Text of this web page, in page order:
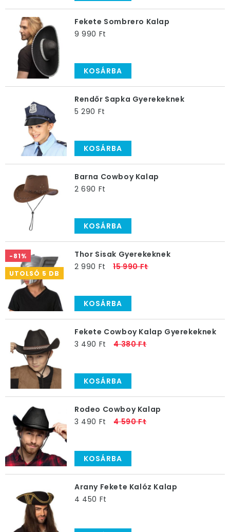
Fekete Sombrero Kalap
9 990 Ft
KOSÁRBA
Rendőr Sapka Gyerekeknek
5 290 Ft
KOSÁRBA
Barna Cowboy Kalap
2 690 Ft
KOSÁRBA
-81%
UTOLSÓ 5 DB
Thor Sisak Gyerekeknek
2 990 Ft
15 990 Ft
KOSÁRBA
Fekete Cowboy Kalap Gyerekeknek
3 490 Ft
4 380 Ft
KOSÁRBA
Rodeo Cowboy Kalap
3 490 Ft
4 590 Ft
KOSÁRBA
Arany Fekete Kalóz Kalap
4 450 Ft